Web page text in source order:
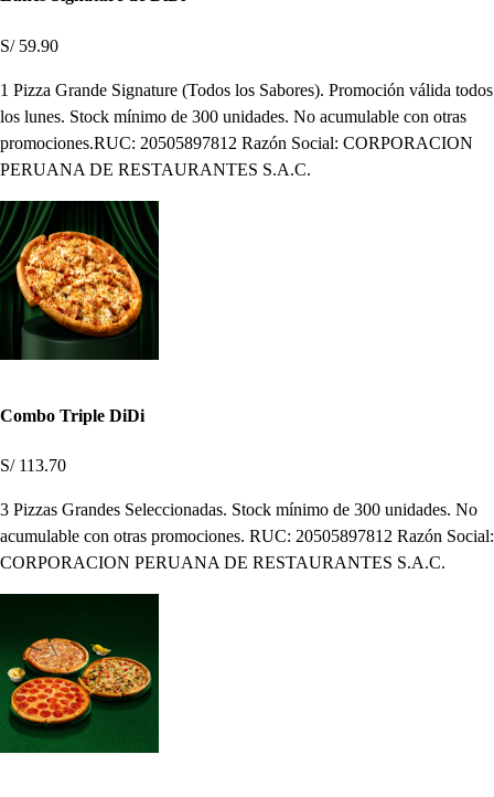
S/ 59.90
1 Pizza Grande Signature (Todos los Sabores). Promoción válida todos
los lunes. Stock mínimo de 300 unidades. No acumulable con otras
promociones.RUC: 20505897812 Razón Social: CORPORACION
PERUANA DE RESTAURANTES S.A.C.
Combo Triple DiDi
S/ 113.70
3 Pizzas Grandes Seleccionadas. Stock mínimo de 300 unidades. No
acumulable con otras promociones. RUC: 20505897812 Razón Social:
CORPORACION PERUANA DE RESTAURANTES S.A.C.